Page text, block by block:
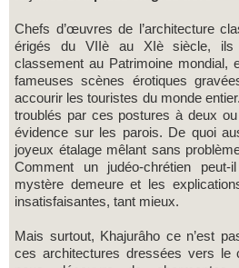
Chefs d’œuvres de l’architecture
érigés du VIIè au XIè siècle, ils
classement au Patrimoine mondial,
fameuses scènes érotiques
accourir les touristes du monde
troublés par ces postures à deux
évidence sur les parois. De quoi
joyeux étalage mêlant sans
Comment un judéo-chrétien
mystère demeure et les
insatisfaisantes, tant mieux.
Mais surtout, Khajurâho ce n’est
ces architectures dressées vers le